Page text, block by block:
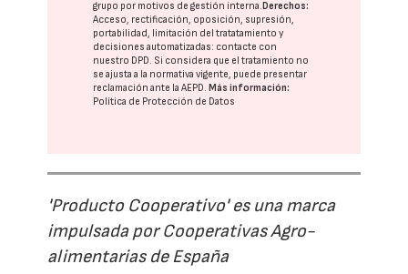
grupo por motivos de gestión interna. Derechos:
Acceso, rectificación, oposición, supresión,
portabilidad, limitación del tratatamiento y
decisiones automatizadas: contacte con
nuestro DPD. Si considera que el tratamiento no
se ajusta a la normativa vigente, puede presentar
reclamación ante laAEPD. Más información:
Política de Protección de Datos
'Producto Cooperativo' es una marca
impulsada por Cooperativas Agro-
alimentarias de España